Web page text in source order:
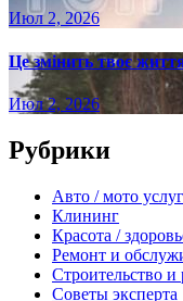
Июл 2, 2026
Це змінить твоє
Июл 2, 2026
Рубрики
Авто / мото
Клининг
Красота /
Ремонт и
Строительство и
Советы эксперта